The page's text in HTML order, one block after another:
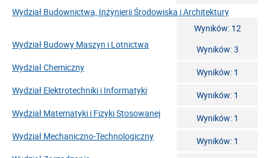
Wydział Budownictwa, Inżynierii Środowiska i Architektury
Wyników: 12
Wydział Budowy Maszyn i Lotnictwa
Wyników: 3
Wydział Chemiczny
Wyników: 1
Wydział Elektrotechniki i Informatyki
Wyników: 1
Wydział Matematyki i Fizyki Stosowanej
Wyników: 1
Wydział Mechaniczno-Technologiczny
Wyników: 1